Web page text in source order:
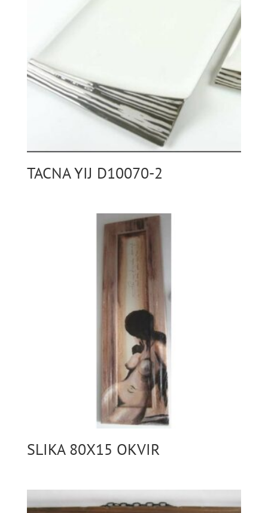
TACNA YIJ D10070-2
SLIKA 80X15 OKVIR